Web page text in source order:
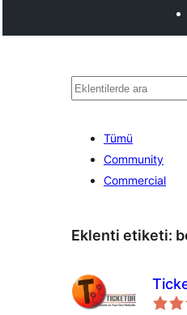
Ara
Tümü
Community
Commercial
Eklenti etiketi: